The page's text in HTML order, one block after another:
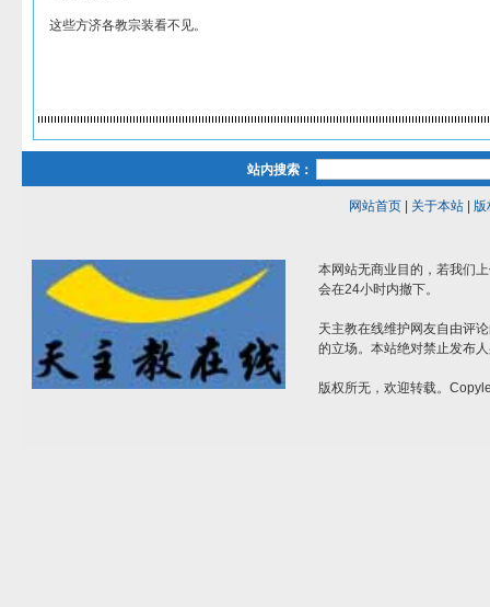
这些方济各教宗装看不见。
站内搜索：
网站首页| 关于本站| 版
本网站无商业目的，若我们
会在24小时内撤下。
天主教在线维护网友自由评
的立场。本站绝对禁止发布
版权所无，欢迎转载。